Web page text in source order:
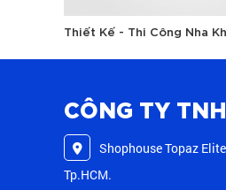
Thiết Kế - Thi Công Nha
CÔNG TY
Shophouse Topaz
Tp.HCM.